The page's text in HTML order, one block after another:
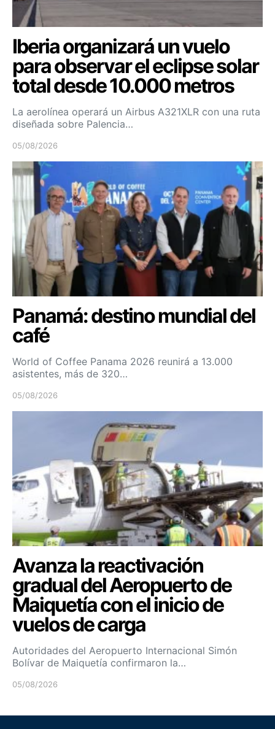
Iberia organizará un vuelo
para observar el eclipse solar
total desde 10.000 metros
La aerolínea operará un Airbus A321XLR con una ruta
diseñada sobre Palencia…
05/08/2026
Panamá: destino mundial del
café
World of Coffee Panama 2026 reunirá a 13.000
asistentes, más de 320…
05/08/2026
Avanza la reactivación
gradual del Aeropuerto de
Maiquetía con el inicio de
vuelos de carga
Autoridades del Aeropuerto Internacional Simón
Bolívar de Maiquetía confirmaron la…
05/08/2026